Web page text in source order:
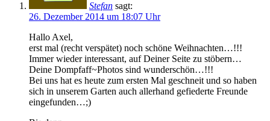
Stefan sagt:
26. Dezember 2014 um 18:07 Uhr
Hallo Axel,
erst mal (recht verspätet) noch schöne Weihnachten…!!!
Immer wieder interessant, auf Deiner Seite zu stöbern…
Deine Dompfaff~Photos sind wunderschön…!!!
Bei uns hat es heute zum ersten Mal geschneit und so haben
sich in unserem Garten auch allerhand gefiederte Freunde
eingefunden…;)